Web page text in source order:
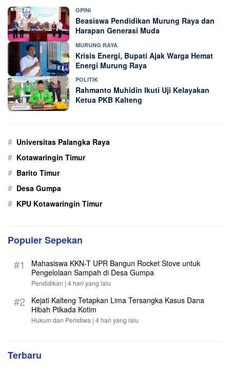
OPINI
Beasiswa Pendidikan Murung Raya dan
Harapan Generasi Muda
MURUNG RAYA
Krisis Energi, Bupati Ajak Warga Hemat
Energi Murung Raya
POLITIK
Rahmanto Muhidin Ikuti Uji Kelayakan
Ketua PKB Kalteng
# Universitas Palangka Raya
# Kotawaringin Timur
# Barito Timur
# Desa Gumpa
# KPU Kotawaringin Timur
Populer Sepekan
#1
Mahasiswa KKN-T UPR Bangun Rocket Stove untuk
Pengelolaan Sampah di Desa Gumpa
Pendidikan | 4 hari yang lalu
#2
Kejati Kalteng Tetapkan Lima Tersangka Kasus Dana
Hibah Pilkada Kotim
Hukum dan Peristiwa | 4 hari yang lalu
Terbaru